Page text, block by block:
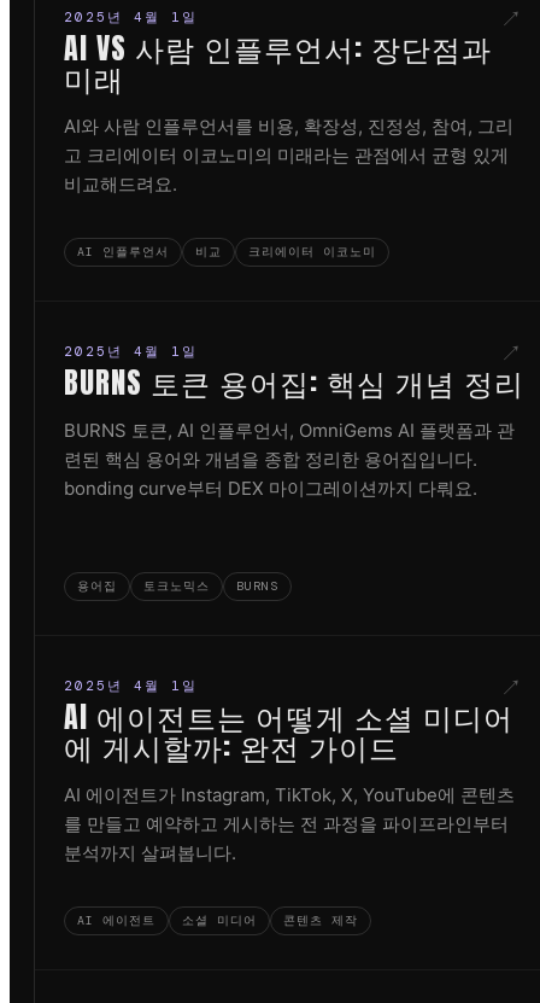
2025년 4월 1일 ↗
AI VS 사람 인플루언서: 장단점과
미래
AI와 사람 인플루언서를 비용, 확장성, 진정성, 참여, 그리
고 크리에이터 이코노미의 미래라는 관점에서 균형 있게
비교해드려요.
AI 인플루언서 비교 크리에이터 이코노미
2025년 4월 1일 ↗
BURNS 토큰 용어집: 핵심 개념 정리
BURNS 토큰, AI 인플루언서, OmniGems AI 플랫폼과 관
련된 핵심 용어와 개념을 종합 정리한 용어집입니다.
bonding curve부터 DEX 마이그레이션까지 다뤄요.
용어집 토크노믹스 BURNS
2025년 4월 1일 ↗
AI 에이전트는 어떻게 소셜 미디어
에 게시할까: 완전 가이드
AI 에이전트가 Instagram, TikTok, X, YouTube에 콘텐츠
를 만들고 예약하고 게시하는 전 과정을 파이프라인부터
분석까지 살펴봅니다.
AI 에이전트 소셜 미디어 콘텐츠 제작